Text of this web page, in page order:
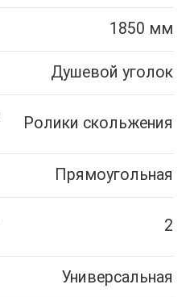
1850 мм
Душевой уголок
Ролики скольжения
Прямоугольная
2
Универсальная